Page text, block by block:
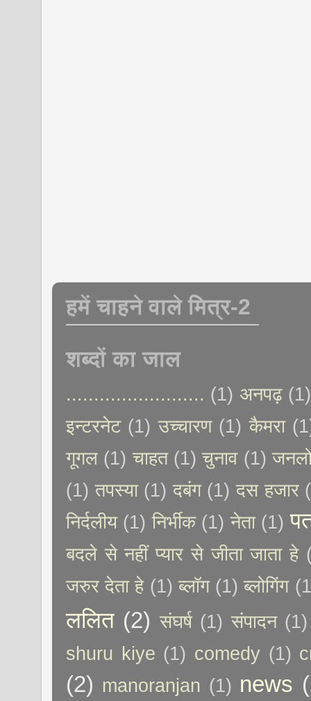
हमें चाहने वाले मित्र-2
शब्दों का जाल
......................... (1) अनपढ़ (1)
इन्टरनेट (1) उच्चारण (1) कैमरा
गूगल (1) चाहत (1) चुनाव (1)
(1) तपस्या (1) दबंग (1) दस हजार
निर्दलीय (1) निर्भीक (1) नेता (1)
बदले से नहीं प्यार से जीता जाता हे
जरुर देता हे (1) ब्लॉग (1) ब्लोगिंग
ललित (2) संघर्ष (1) संपादन (1)
shuru kiye (1) comedy (1)
(2) manoranjan (1) news